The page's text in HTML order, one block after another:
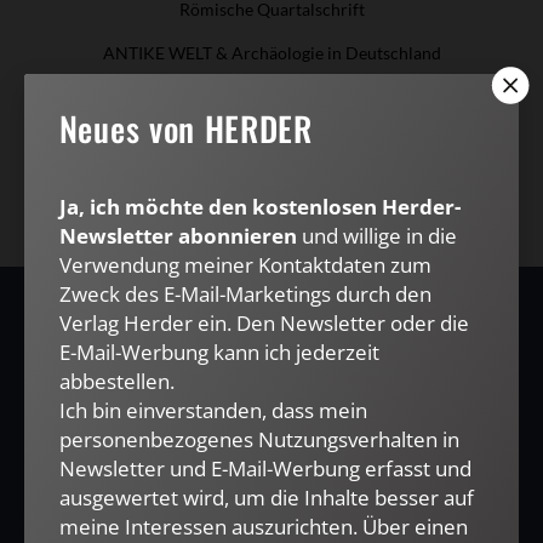
Römische Quartalschrift
ANTIKE WELT & Archäologie in Deutschland
Kundenservice +49 761 2717200 kundenservice@herder.de
Neues von HERDER
Ja, ich möchte den kostenlosen Herder-Newsletter abonnieren
und willige in die Verwendung meiner Kontaktdaten zum
Zweck des E-Mail-Marketings durch den Verlag Herder ein.
Den Newsletter oder die E-Mail-Werbung kann ich jederzeit
abbestellen.
Neues von HERDER
Ja, ich möchte den kostenlosen Herder-
Newsletter abonnieren und willige in die
Verwendung meiner Kontaktdaten zum
Zweck des E-Mail-Marketings durch den
Verlag Herder ein. Den Newsletter oder die
E-Mail-Werbung kann ich jederzeit
abbestellen.
Ich bin einverstanden, dass mein
personenbezogenes Nutzungsverhalten in
Newsletter und E-Mail-Werbung erfasst und
ausgewertet wird, um die Inhalte besser auf
meine Interessen auszurichten. Über einen